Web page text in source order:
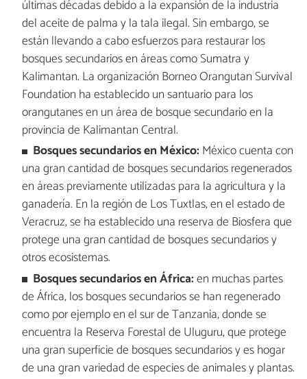
últimas décadas debido a la expansión de la industria
del aceite de palma y la tala ilegal. Sin embargo, se
están llevando a cabo esfuerzos para restaurar los
bosques secundarios en áreas como Sumatra y
Kalimantan. La organización Borneo Orangutan Survival
Foundation ha establecido un santuario para los
orangutanes en un área de bosque secundario en la
provincia de Kalimantan Central.
Bosques secundarios en México: México cuenta con
una gran cantidad de bosques secundarios regenerados
en áreas previamente utilizadas para la agricultura y la
ganadería. En la región de Los Tuxtlas, en el estado de
Veracruz, se ha establecido una reserva de Biosfera que
protege una gran cantidad de bosques secundarios y
otros ecosistemas.
Bosques secundarios en África:en muchas partes
de África, los bosques secundarios se han regenerado
como por ejemplo en el sur de Tanzania, donde se
encuentra la Reserva Forestal de Uluguru, que protege
una gran superficie de bosques secundarios y es hogar
de una gran variedad de especies de animales y plantas.